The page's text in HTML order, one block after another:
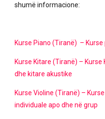
shumë informacione:
Kurse Piano (Tiranë) – Kurse
Kurse Kitare (Tiranë) –
dhe kitare akustike
Kurse Violine (Tiranë) –
individuale apo dhe në grup